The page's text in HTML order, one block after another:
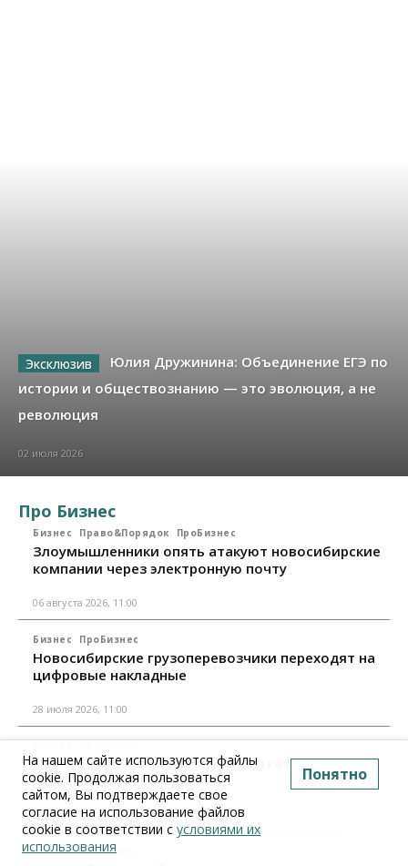
Юлия Дружинина: Объединение ЕГЭ по
истории и обществознанию — это эволюция, а не
революция
02 июля 2026
Про Бизнес
Бизнес Право&Порядок ПроБизнес
Злоумышленники опять атакуют новосибирские
компании через электронную почту
06 августа 2026, 11:00
Бизнес ПроБизнес
Новосибирские грузоперевозчики переходят на
цифровые накладные
28 июля 2026, 11:00
Бизнес ПроБизнес
Новосибирцы стали получать отказ в вычете по
НДС: причины и следствия
24 июля 2026, 10:30
Бизнес ПроБизнес
На нашем сайте используются файлы
cookie. Продолжая пользоваться
сайтом, Вы подтверждаете свое
согласие на использование файлов
cookie в соответствии с условиями их
использования
Понятно